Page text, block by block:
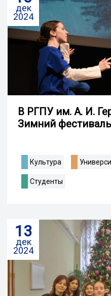
дек
2024
В РГПУ им. А. И.
Зимний фестиваль
Культура
Студенты
13
дек
2024